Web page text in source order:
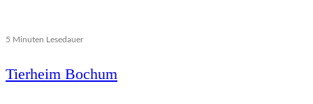
5 Minuten Lesedauer
Tierheim Bochum